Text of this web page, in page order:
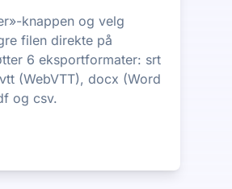
knappen og velg
filen direkte på
6 eksportformater: srt
(WebVTT), docx (Word
og csv.